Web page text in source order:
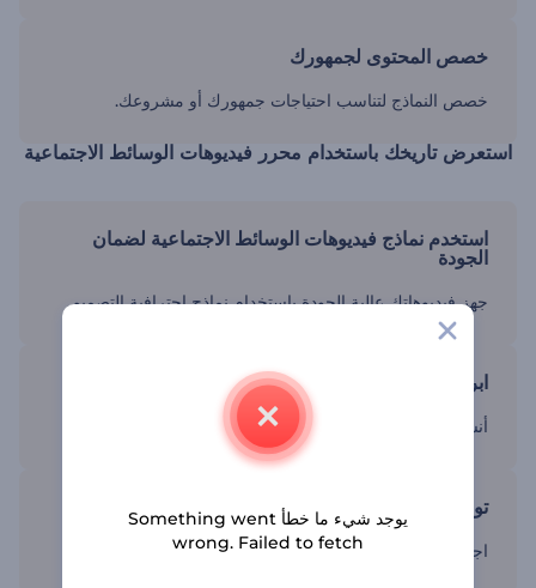
خصص المحتوى لجمهورك
خصص النماذج لتناسب احتياجات جمهورك أو مشروعك.
استعرض تاريخك باستخدام محرر فيديوهات الوسائط الاجتماعية
استخدم نماذج فيديوهات الوسائط الاجتماعية لضمان
الجودة
جهز فيديوهاتك عالية الجودة باستخدام نماذج احترافية التصميم.
ابرز اللحظات المهمة
أنشئ فيديوهات تبرز الإنجازات أو الأحداث المهمة.
تواصل مع مشاهديك
اجعل جمهورك يهتم باستخدام عناصر بصرية وسردية مقنعة.
يوجد شيء ما خطأ Something went
wrong. Failed to fetch